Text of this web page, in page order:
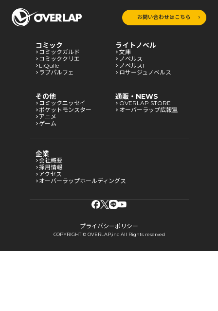
お問い合わせはこちら
コミック
コミックガルド
コミッククリエ
LiQulle
ラブパルフェ
ライトノベル
文庫
ノベルス
ノベルスf
ロサージュノベルス
その他
コミックエッセイ
ポケットモンスター
アニメ
ゲーム
通販・NEWS
OVERLAP STORE
オーバーラップ広報室
企業
会社概要
採用情報
アクセス
オーバーラップホールディングス
プライバシーポリシー
COPYRIGHT © OVERLAP,inc All Rights reserved